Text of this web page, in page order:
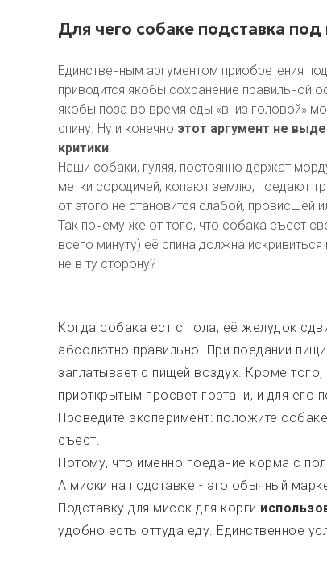
Для чего собаке подставка под
Единственным аргументом приобретения
приводится якобы сохранение правильной
якобы поза во время еды «вниз головой»
спину. Ну и конечно этот аргумент не
критики.
Наши собаки, гуляя, постоянно держат
метки сородичей, копают землю, поедают
от этого не становится слабой, провисшей
Так почему же от того, что собака съест
всего минуту) её спина должна искривиться
не в ту сторону?
Когда собака ест с пола, её желудок
абсолютно правильно. При поедании
заглатывает с пищей воздух. Кроме того,
приоткрытым просвет гортани, и для его
Проведите эксперимент: положите
съест.
Потому, что именно поедание корма с
А миски на подставке - это обычный
Подставку для мисок для корги
удобно есть оттуда еду. Единственное